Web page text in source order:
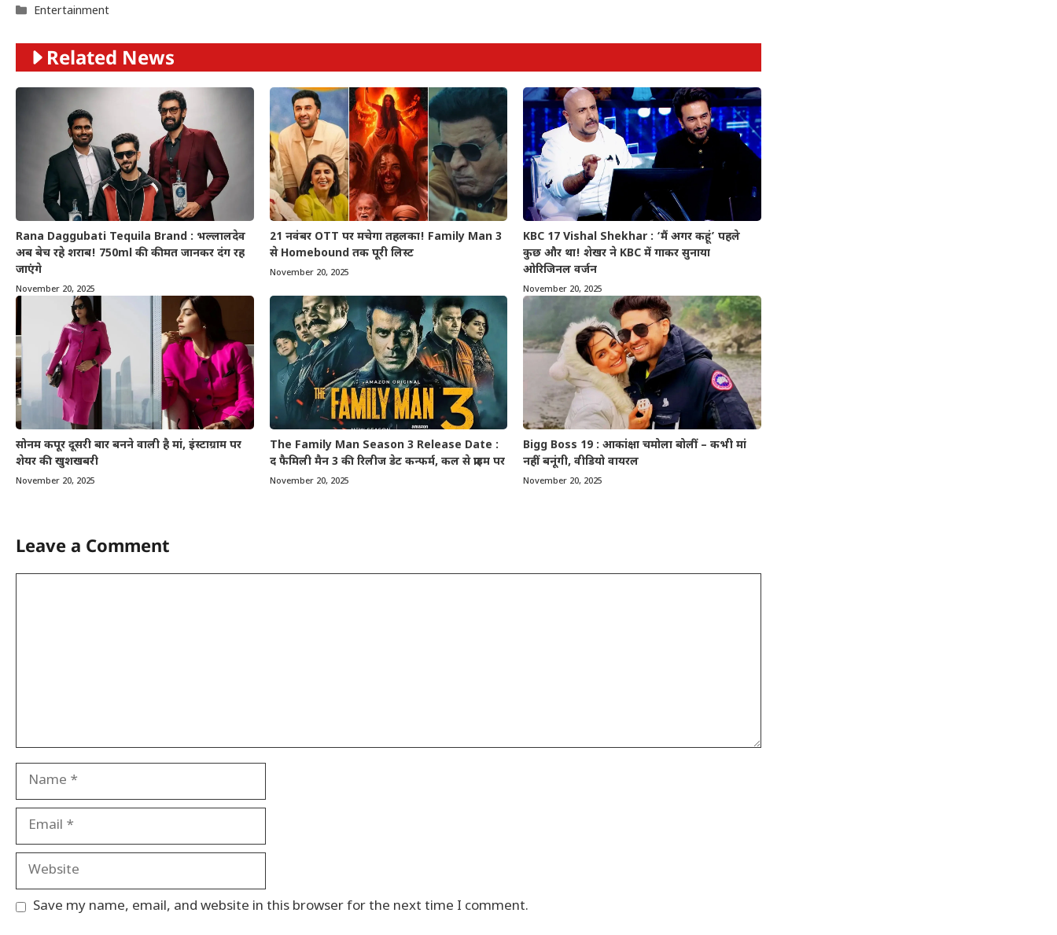
Categories
Entertainment
Related News
Rana Daggubati Tequila Brand : भल्लालदेव
अब बेच रहे शराब! 750ml की कीमत जानकर दंग रह
जाएंगे
November 20, 2025
21 नवंबर OTT पर मचेगा तहलका! Family Man 3
से Homebound तक पूरी लिस्ट
November 20, 2025
KBC 17 Vishal Shekhar : ‘मैं अगर कहूं’ पहले
कुछ और था! शेखर ने KBC में गाकर सुनाया
ओरिजिनल वर्जन
November 20, 2025
सोनम कपूर दूसरी बार बनने वाली है मां, इंस्टाग्राम पर
शेयर की खुशखबरी
November 20, 2025
The Family Man Season 3 Release Date :
द फैमिली मैन 3 की रिलीज डेट कन्फर्म, कल से प्राइम पर
November 20, 2025
Bigg Boss 19 : आकांक्षा चमोला बोलीं – कभी मां
नहीं बनूंगी, वीडियो वायरल
November 20, 2025
Leave a Comment
Name
Email
Website
Save my name, email, and website in this browser for the next time I comment.